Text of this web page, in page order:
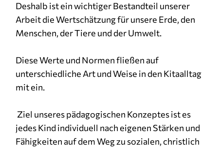
Deshalb ist ein wichtiger Bestandteil unserer
Arbeit die Wertschätzung für unsere Erde, den
Menschen, der Tiere und der Umwelt.
Diese Werte und Normen fließen auf
unterschiedliche Art und Weise in den Kitaalltag
mit ein.
Ziel unseres pädagogischen Konzeptes ist es
jedes Kind individuell nach eigenen Stärken und
Fähigkeiten auf dem Weg zu sozialen, christlich